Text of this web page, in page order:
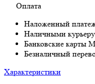
Оплата
Наложенный
Наличными курьеру
Банковские карты
Безналичный
Характеристики